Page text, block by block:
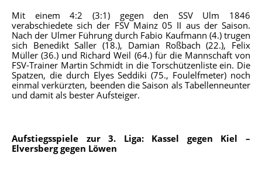
Mit einem 4:2 (3:1) gegen den SSV Ulm 1846
verabschiedete sich der FSV Mainz 05 II aus der Saison.
Nach der Ulmer Führung durch Fabio Kaufmann (4.) trugen
sich Benedikt Saller (18.), Damian Roßbach (22.), Felix
Müller (36.) und Richard Weil (64.) für die Mannschaft von
FSV-Trainer Martin Schmidt in die Torschützenliste ein. Die
Spatzen, die durch Elyes Seddiki (75., Foulelfmeter) noch
einmal verkürzten, beenden die Saison als Tabellenneunter
und damit als bester Aufsteiger.
Aufstiegsspiele zur 3. Liga: Kassel gegen Kiel –
Elversberg gegen Löwen